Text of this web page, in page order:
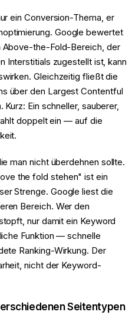
ein Conversion-Thema, er
Google bewertet
Above-the-Fold-Bereich, der
Interstitials zugestellt ist, kann
Gleichzeitig fließt die
über den Largest Contentful
Ein schneller, sauberer,
doppelt ein — auf die
man nicht überdehnen sollte.
the fold stehen" ist ein
Strenge. Google liest die
Bereich. Wer den
nur damit ein Keyword
Funktion — schnelle
Ranking-Wirkung. Der
nicht der Keyword-
Seitentypen